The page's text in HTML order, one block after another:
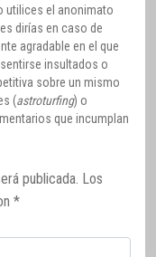
utilices el anonimato
dirías en caso de
agradable en el que
insultados o
sobre un mismo
(astroturfing) o
que incumplan
publicada. Los
*